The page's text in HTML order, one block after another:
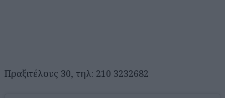
Πραξιτέλους 30, τηλ: 210 3232682